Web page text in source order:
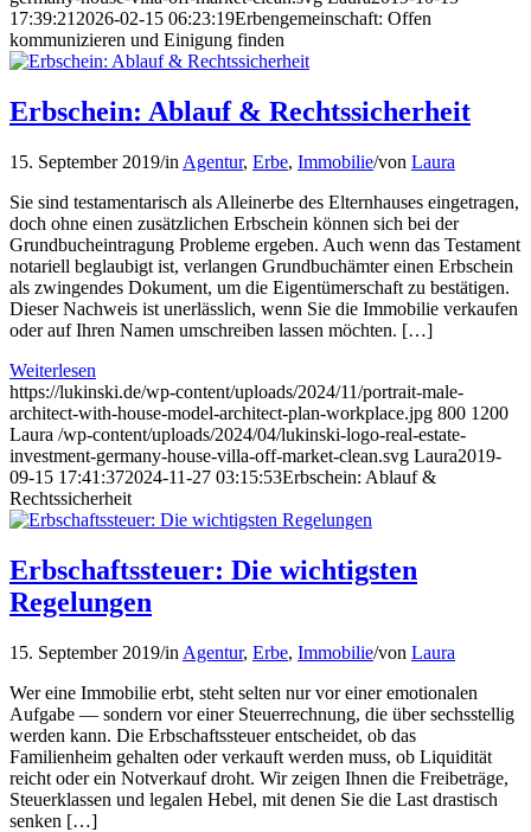
17:39:21 2026-02-15 06:23:19Erbengemeinschaft: Offen
kommunizieren und Einigung finden
Erbschein: Ablauf & Rechtssicherheit
15. September 2019/in Agentur, Erbe, Immobilie/von Laura
Sie sind testamentarisch als Alleinerbe des Elternhauses eingetragen,
doch ohne einen zusätzlichen Erbschein können sich bei der
Grundbucheintragung Probleme ergeben. Auch wenn das Testament
notariell beglaubigt ist, verlangen Grundbuchämter einen Erbschein
als zwingendes Dokument, um die Eigentümerschaft zu bestätigen.
Dieser Nachweis ist unerlässlich, wenn Sie die Immobilie verkaufen
oder auf Ihren Namen umschreiben lassen möchten. […]
Weiterlesen
https://lukinski.de/wp-content/uploads/2024/11/portrait-male-
architect-with-house-model-architect-plan-workplace.jpg 800 1200
Laura /wp-content/uploads/2024/04/lukinski-logo-real-estate-
investment-germany-house-villa-off-market-clean.svg Laura2019-
09-15 17:41:372024-11-27 03:15:53Erbschein: Ablauf &
Rechtssicherheit
Erbschaftssteuer: Die wichtigsten
Regelungen
15. September 2019/in Agentur, Erbe, Immobilie/von Laura
Wer eine Immobilie erbt, steht selten nur vor einer emotionalen
Aufgabe — sondern vor einer Steuerrechnung, die über sechsstellig
werden kann. Die Erbschaftssteuer entscheidet, ob das
Familienheim gehalten oder verkauft werden muss, ob Liquidität
reicht oder ein Notverkauf droht. Wir zeigen Ihnen die Freibeträge,
Steuerklassen und legalen Hebel, mit denen Sie die Last drastisch
senken […]